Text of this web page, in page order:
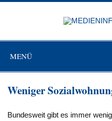
Zum
MENÜ
Weniger
Bundesweit gibt es immer